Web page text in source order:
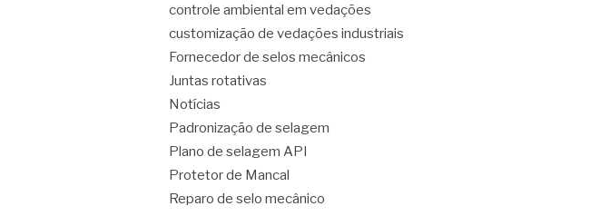
controle ambiental em vedações
customização de vedações industriais
Fornecedor de selos mecânicos
Juntas rotativas
Notícias
Padronização de selagem
Plano de selagem API
Protetor de Mancal
Reparo de selo mecânico